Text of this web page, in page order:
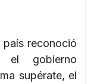
país reconoció
el gobierno
supérate, el